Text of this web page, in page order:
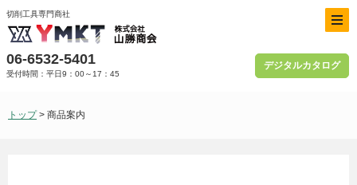
切削工具専門商社
06-6532-5401
受付時間：平日9：00～17：45
デジタルカタログ
トップ> 商品案内